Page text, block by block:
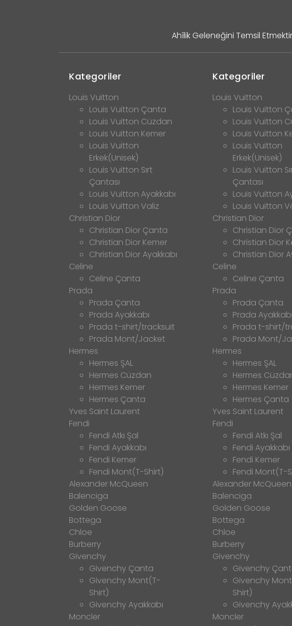
Ahîlik Geleneğini Temsil
Kategoriler
Louis Vuitton
Louis Vuitton Çanta
Louis Vuitton Cüzdan
Louis Vuitton Kemer
Louis Vuitton
Erkek(Unisek)
Louis Vuitton Sırt
Çantası
Louis Vuitton Ayakkabı
Louis Vuitton Valiz
Christian Dior
Christian Dior Çanta
Christian Dior Kemer
Christian Dior Ayakkabı
Celine
Celine Çanta
Prada
Prada Çanta
Prada Ayakkabı
Prada t-shirt/tracksuit
Prada Mont/Jacket
Hermes
Hermes ŞAL
Hermes Cüzdan
Hermes Kemer
Hermes Çanta
Yves Saint Laurent
Fendi
Fendi Atkı Şal
Fendi Ayakkabı
Fendi Kemer
Fendi Mont(T-Shirt)
Alexander McQueen
Balenciga
Golden Goose
Bottega
Chloe
Burberry
Givenchy
Givenchy Çanta
Givenchy Mont(T-
Shirt)
Givenchy Ayakkabı
Moncler
Kategoriler
Louis Vuitton
Louis Vuitton
Louis Vuitton
Louis Vuitton
Louis Vuitton
Erkek(Unisek)
Louis Vuitton
Çantası
Louis Vuitton
Louis Vuitton
Christian Dior
Christian Dior
Christian Dior
Christian Dior
Celine
Celine Çanta
Prada
Prada Çanta
Prada Ayakkabı
Prada t-shirt/
Prada Mont/
Hermes
Hermes ŞAL
Hermes
Hermes Kemer
Hermes Çanta
Yves Saint Laurent
Fendi
Fendi Atkı Şal
Fendi Ayakkabı
Fendi Kemer
Fendi Mont(T-
Alexander McQueen
Balenciga
Golden Goose
Bottega
Chloe
Burberry
Givenchy
Givenchy
Givenchy
Shirt)
Givenchy
Moncler